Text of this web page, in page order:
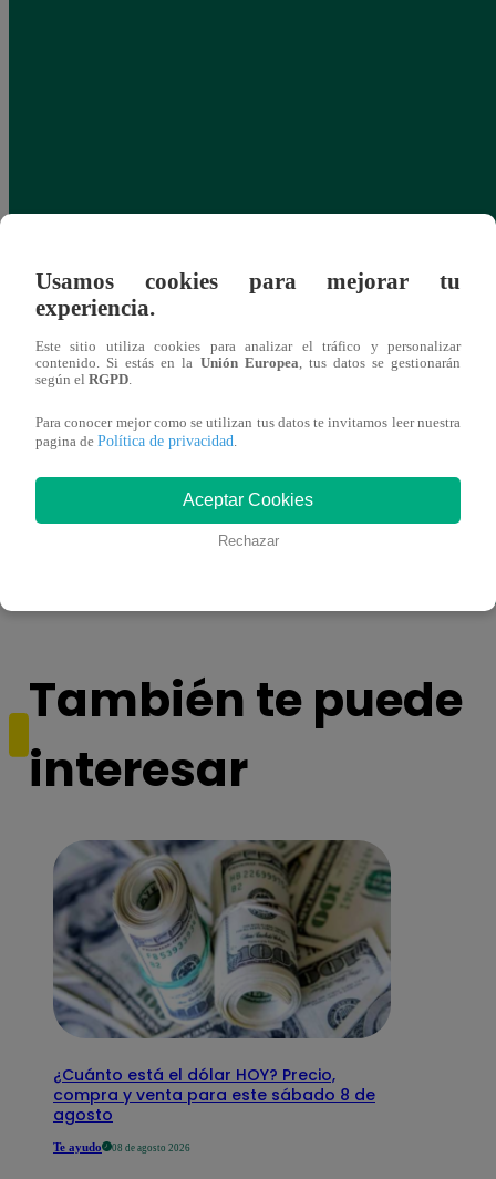
Organización Meteorológica Mundial
advierte que el fenómeno El Niño
También te puede
interesar
¿Cuánto está el dólar HOY? Precio,
compra y venta para este sábado 8 de
agosto
Te ayudo 08 de agosto 2026
Usamos cookies para mejorar tu
experiencia.
Este sitio utiliza cookies para analizar el tráfico y personalizar
contenido. Si estás en la Unión Europea, tus datos se gestionarán
según el RGPD.
Para conocer mejor como se utilizan tus datos te invitamos leer nuestra
pagina de Política de privacidad.
Aceptar Cookies
Rechazar